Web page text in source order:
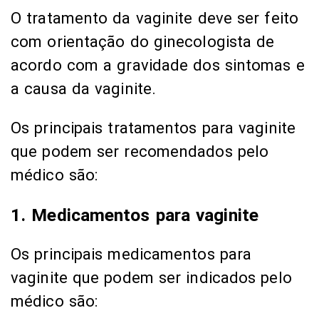
O tratamento da vaginite deve ser feito
com orientação do ginecologista de
acordo com a gravidade dos sintomas e
a causa da vaginite.
Os principais tratamentos para vaginite
que podem ser recomendados pelo
médico são:
1. Medicamentos para vaginite
Os principais medicamentos para
vaginite que podem ser indicados pelo
médico são: